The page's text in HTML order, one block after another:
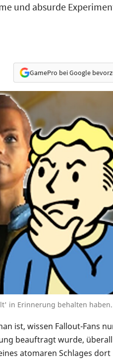
und absurde
GamePro bei Google
in Erinnerung behalten haben.
ist, wissen Fallout-Fans
beauftragt wurde,
atomaren Schlages dort